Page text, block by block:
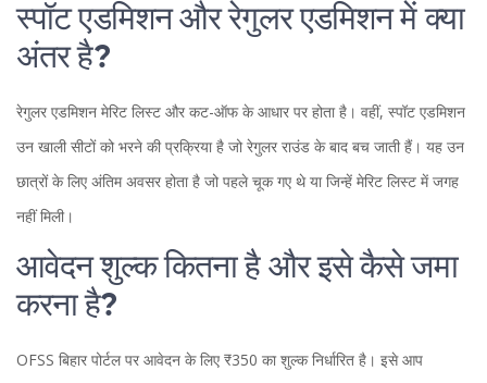
स्पॉट एडमिशन और रेगुलर एडमिशन में क्या
अंतर है?
रेगुलर एडमिशन मेरिट लिस्ट और कट-ऑफ के आधार पर होता है। वहीं, स्पॉट एडमिशन
उन खाली सीटों को भरने की प्रक्रिया है जो रेगुलर राउंड के बाद बच जाती हैं। यह उन
छात्रों के लिए अंतिम अवसर होता है जो पहले चूक गए थे या जिन्हें मेरिट लिस्ट में जगह
नहीं मिली।
आवेदन शुल्क कितना है और इसे कैसे जमा
करना है?
OFSS बिहार पोर्टल पर आवेदन के लिए ₹350 का शुल्क निर्धारित है। इसे आप